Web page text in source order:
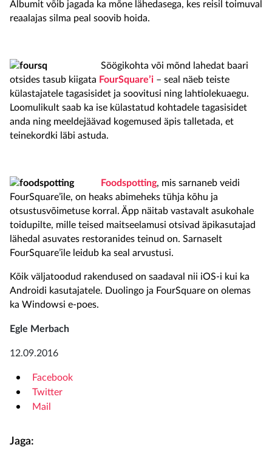
Albumit võib jagada ka mõne lähedasega, kes reisil toimuval
reaalajas silma peal soovib hoida.
Söögikohta või mõnd lahedat baari
otsides tasub kiigata FourSquare’i – seal näeb teiste
külastajatele tagasisidet ja soovitusi ning lahtiolekuaegu.
Loomulikult saab ka ise külastatud kohtadele tagasisidet
anda ning meeldejäävad kogemused äpis talletada, et
teinekordki läbi astuda.
Foodspotting, mis sarnaneb veidi
FourSquare’ile, on heaks abimeheks tühja kõhu ja
otsustusvõimetuse korral. Äpp näitab vastavalt asukohale
toidupilte, mille teised maitseelamusi otsivad äpikasutajad
lähedal asuvates restoranides teinud on. Sarnaselt
FourSquare’ile leidub ka seal arvustusi.
Kõik väljatoodud rakendused on saadaval nii iOS-i kui ka
Androidi kasutajatele. Duolingo ja FourSquare on olemas
ka Windowsi e-poes.
Egle Merbach
12.09.2016
Facebook
Twitter
Mail
Jaga: